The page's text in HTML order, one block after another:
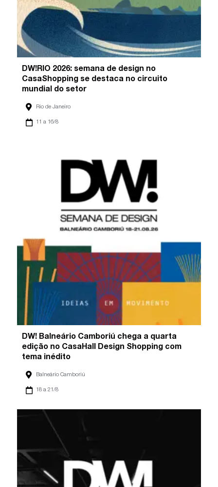
DW!RIO 2026: semana de design no
CasaShopping se destaca no circuito
mundial do setor
Rio de Janeiro
11 a 16/8
DW! Balneário Camboriú chega a quarta
edição no CasaHall Design Shopping com
tema inédito
Balneário Camboriú
18 a 21/8